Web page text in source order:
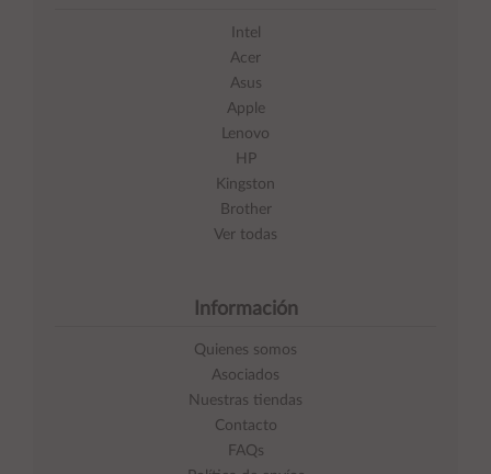
Intel
Acer
Asus
Apple
Lenovo
HP
Kingston
Brother
Ver todas
Información
Quienes somos
Asociados
Nuestras tiendas
Contacto
FAQs